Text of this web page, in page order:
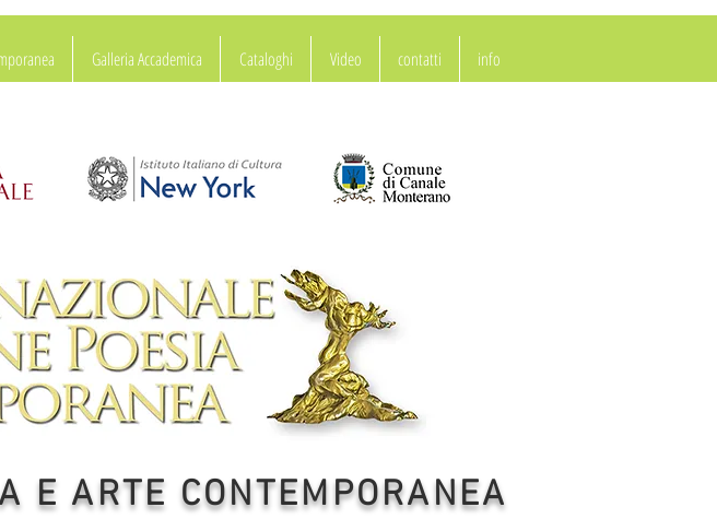
E ARTE CONTEMPORANEA
Galleria Accademica Cataloghi Video contatti info